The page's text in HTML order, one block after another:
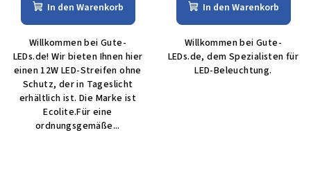
In den Warenkorb
Willkommen bei Gute-
LEDs.de! Wir bieten Ihnen hier
einen 12W LED-Streifen ohne
Schutz, der in Tageslicht
erhältlich ist. Die Marke ist
Ecolite.Für eine
ordnungsgemäße...
In den Warenkorb
Willkommen bei Gute-
LEDs.de, dem Spezialisten für
LED-Beleuchtung.